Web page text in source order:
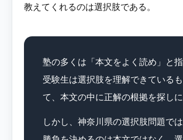
教えてくれるのは選択肢である。
塾の多くは「本文をよく読め」と指
受験生は選択肢を理解できている
て、本文の中に正解の根拠を探しに
しかし、神奈川県の選択肢問題で